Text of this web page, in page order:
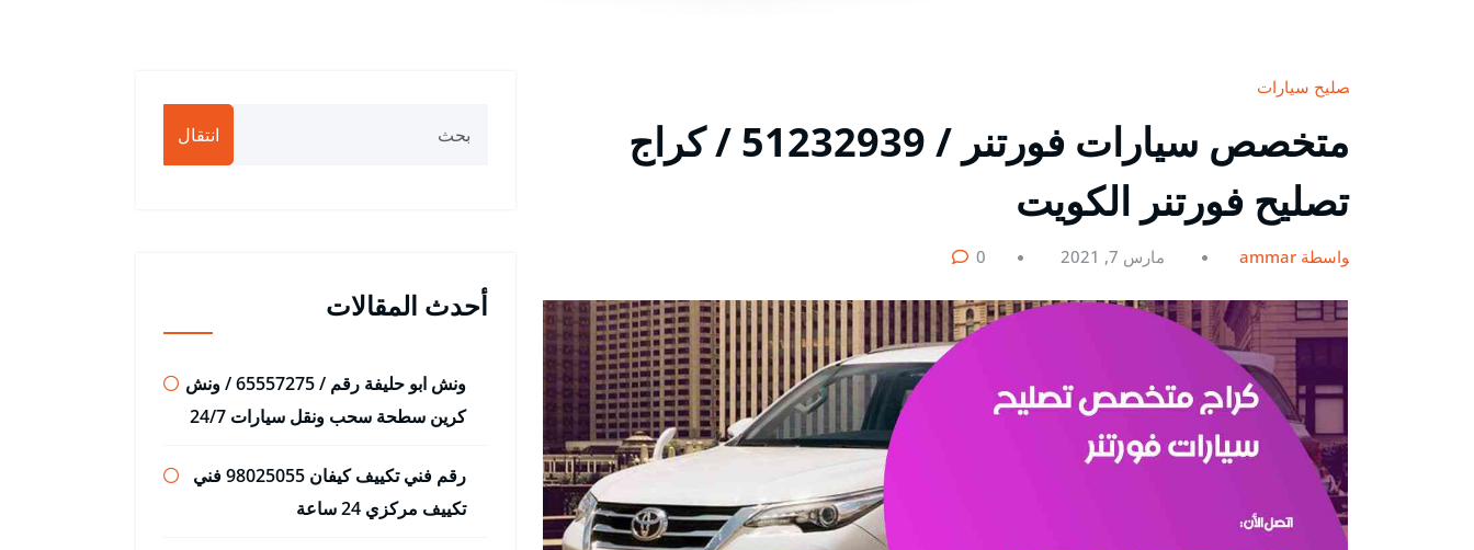
تصليح سيارات
متخصص سيارات فورتنر / 51232939‬ / كراج
تصليح فورتنر الكويت
بواسطة ammar مارس 7, 2021 0
انتقال
أحدث المقالات
ونش ابو حليفة رقم / 65557275 / ونش
كرين سطحة سحب ونقل سيارات 24/7
رقم فني تكييف كيفان 98025055 فني
تكييف مركزي 24 ساعة